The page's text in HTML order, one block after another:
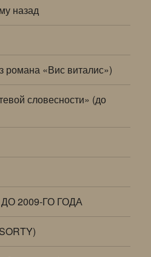
назад
романа «Вис виталис»)
словесности» (до
2009-ГО ГОДА